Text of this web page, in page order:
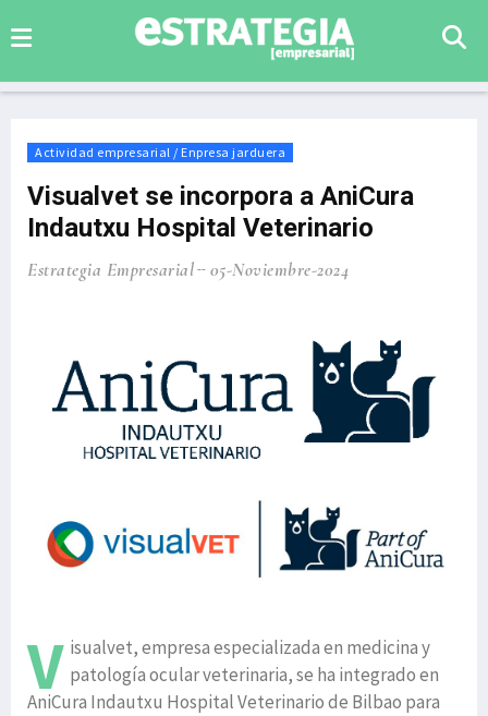
Actividad empresarial / Enpresa jarduera
Visualvet se incorpora a AniCura
Indautxu Hospital Veterinario
Estrategia Empresarial 05-Noviembre-2024
V isualvet, empresa especializada en medicina y
patología ocular veterinaria, se ha integrado en
AniCura Indautxu Hospital Veterinario de Bilbao para